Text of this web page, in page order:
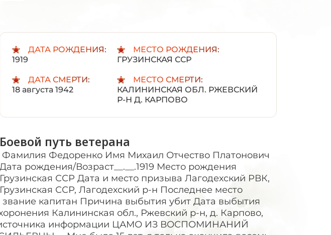
ДАТА РОЖДЕНИЯ:
1919
МЕСТО РОЖДЕНИЯ:
ГРУЗИНСКАЯ ССР
ДАТА СМЕРТИ:
18 августа 1942
МЕСТО СМЕРТИ:
КАЛИНИНСКАЯ ОБЛ. РЖЕВСКИЙ
Р-Н Д. КАРПОВО
Боевой путь ветерана
Фамилия Федоренко Имя Михаил Отчество Платонович Дата рождения/Возраст__.__.1919 Место рождения Грузинская ССР Дата и место призыва Лагодехский РВК, Грузинская ССР, Лагодехский р-н Последнее место службы 183 сд 295 сп Воинское звание капитан Причина выбытия убит Дата выбытия 18.08.1942 Первичное место захоронения Калининская обл., Ржевский р-н, д. Карпово, западная окраина Название источника информации ЦАМО ИЗ ВОСПОМИНАНИЙ ЧУДАКОВОЙ ВАЛЕНТИНЫ ВАСИЛЬЕВНЫ. – Мне было 15 лет, я только окончила восемь классов в маленьком городке Дно. Родителей репрессировали, жила с бабушкой. Многие мальчишки, мои одноклассники, пошли в военкомат: просили, умоляли, но их на фронт не брали. А мне повезло. После долгих перипетий меня официально «удочерила» 183-я стрелковая дивизия. Я сказала, что сирота и боюсь оставаться одной. Успела забежать к бабушке. Она зарыдала в голос, но я поцеловала ее и заверила, что обязательно вернусь. Война будет недолгой. Сначала я была санитаркой. Там, на фронте, пришла ко мне первая любовь – это был командир взвода пулеметчиков Миша Федоренко. Сколько лет прошло, а душа по нему все болит. Нас считали женихом и невестой. Комсорг Дима даже угрожал: «Замуж собралась? Ну и не видать тебе комсомольского билета. Что-нибудь одно: или любовь, или комсомол». Миша учил меня стрелять из пулемета. Мы верили в свое счастье, в свадьбу, которую сыграем сразу после войны. Но разве можно на фронте что-то загадывать… Помню нашу последнюю встречу. Он пришел на рассвете к нам на КП, вызвал меня. Был выбрит, в каске, с автоматом и двумя гранатами за поясом. Сказал, улыбаясь: «Малышка! Мы опять в бой. Все три батальона нашего полка свели в один, и я теперь командую сводным». «Береги себя», – ответила я. «А как же! Я очень осторожен. Ведь у меня есть ты…» Я поцеловала его на прощание, не зная, что провожаю в последний путь. Ночью начался бой. Я перевязывала тяжелораненых. И под вспышками осветительных ракет увидела, как с противоположного берега осторожно спускаются с носилками четыре бойца. Еще издали по темно-русой пряди волос я узнала лежащего на носилках. Это был Михаил. Носилки внесли в дом на окраине деревни. Поставив их на пол, бойцы ушли, и мы остались вдвоем на нашем последнем свидании… Он был без сознания, в лице – ни кровинки. Прибежал санитар Кузя, сделал какой-то укол. Я спросила осипшим голосом: «Куда ранен?» «Разрывной в бок». «Кузя, надо что-то делать. Беги, звони командиру дивизии. Надо вызвать самолет!» Кузя махнул рукой и, обняв меня, заплакал. Мы стояли на коленях по обе стороны носилок и молча плакали. Через несколько минут Миша, мой самый любимый человек, скончался… Сегодня ее нет с нами, но осталась замечательная книга: «Чижик – птичка с характером», удостоенная премии Союза писателей России, где она все это описала! ОТРЫВКИ ИЗ КНИГИ «ЧИЖИК – ПТИЧКА С ХАРАКТЕРОМ». Комиссар был в землянке один. Что-то писал и, не поднимая от бумаг головы, махнул мне рукой, чтобы села. Я сидела не шевелясь и сосредоточенно разглядывала большого рогатого жука, копошащегося в пазу щелястого пола. Но вот комиссар отложил в сторону карандаш, снял очки и, протерев их маленьким кусочком замши, посмотрел на меня долго и пристально. Я заерзала на табуретке, как на раскаленной сковородке. Александр Васильевич, сказал очень спокойно: Приходил капитан Федоренко. Я промолчала. Официально просит твоей руки, — продолжал комиссар. Фу ты, как пышно! — сказала я. — Как в старинном романе. А я еще и замуж-то не хочу. Александр Васильевич усмехнулся: — Так примерно я и сказал жениху. Девчонка, ветер в голове. Это мне не понравилось, но возразить я не осмелилась. — Между прочим, он уезжает. — Комиссар опять поглядел на меня испытующе. У меня пересохло во рту, и еле слышно я спросила: Куда? По всей вероятности, его направят на учебу в академию. И будет это, пожалуй, в первых числах сентября. Вот потому он и делает тебе предложение. Ну, так как же ты к этому относишься? Я осторожно спросила: А вы? А что я? Разрешу или не разрешу — финал известный... Так пусть уж лучше всё будет по закону. Александр Васильевич! — Я схватилась руками за пылавшие щеки. Я сорок лет Александр Васильевич! Сиди и слушай. Ты думаешь мне делать нечего, кроме как сватовством заниматься? Я с Федоренко разговаривал не так, как с тобой, а как мужчина с мужчиной. Все доводы «против» ему привел. Но парень упрям. Он и мысли не допускает уехать без тебя. Видимо, по-настоящему любит. А вот ты — сомневаюсь... Ну что ты вертишься, как сорока на колу? Сиди спокойно. Хорошенькое дело: «сиди спокойно!» Усидишь тут!— Отвечай прямо: хочешь замуж или нет? Ох, не знаю... Александр Васильевич, милый, дорогой, мне очень стыдно, но он умный, красивый, храбрый.» лучше всех... — я заплакала, — и если он уезжает, то я... Хоть сегодня замуж,—добавил за меня комиссар.— Ладно. Так и запишем. И чего, спрашивается, ревет? Ну, закрывай шлюзы. Довольно. Честно говоря, мне эта затея не по душе. Не такое сейчас время, чтобы свадьбы играть. Он мог и один уехать. Разлука любви не помеха. Но раз уж так — пусть будет так. Запишетесь первого сентября. Ну что ж? Сыграем свадьбу — удивим всю дивизию. Так- то, фронтовая невеста. Я вытерла слезы и радостно закричала:— Дост! Рахмат, уртак! [Спасибо, товарищ {узб.).] Комиссар удивленно приподнял брови, и я выпалила весь запас узбекских слов. Александр Васильевич улыбнулся: Я вижу, общественное поручение тебе на пользу. Что ж, молодец. Междупрочим, капитан просил отпустить тебя завтра к ним в гости. Он с товарищами хочет это событие немного отметить. А вы отпустите, Александр Васильевич? Казнить — так казнить, миловать—так миловать! — решил комиссар. — Иди. Но... — он поднял большой палец вверх, — к ночи домой! Он дал мне слово. — И я даю, Я опять справлялась с вечера. Хотелось бы приодеться, но не было ни платья, ни туфель. Всё та же гимнастерка, русские сапоги да на выбор штаны или короткая юбка — вот и весь мой предсвадебный гардероб... Может быть, прическу устроить? Несолидно как-то—невеста с косичками... Стала накручивать волосы на тряпки с бумажками, а они не накручиваются, только путаются — слишком длинные. И как крутить: вверх или вниз? Пошла к Петьке за советом. Петька сердито засопел носом: Еще чего! Что я, парикмахер, что ли? Иди к Лазарю — он научит. Так ведь Лазарь тоже не парикмахер! Он до войны вашего брата чесал. Чесал! Балда. Рыженький Лазарь — телефонист замахал руками, за картавил: Я не парикмахер! Но ведь Петька мне сказал... Петька-таки наплачется у меня за трепотню! Ну, Лазарь, миленький, как же быть? Я невеста, и завтра меня будут поздравлять, хотелось бы выглядеть хорошо, а я не умею... Так у тебя помолвка, что ли? Это интересно! Давай тряпки! Локоны получились отменные и челка красивой волной. Первый раз в жизни я напудрилась для солидности — совершила преступление: как только Петька куда-то отвернулся, отсыпала зубного порошку в бумажку из... Комиссаровой коробки. Все были дома: и Федоренко, и комиссар Белоусов, и Карпов. Фу ты, какая финтифлюшка! — фыркнул Лешка и обошел вокруг меня. Он даже потрогал волосы пальцем. — Настоящие? А я думал, парик. — И вдруг захохотал: — Мишка! Да она рыжая, как лиса, твоя невеста! Откажись, пока не поздно, ведь рыжие все до одной ведьмы. Сам ты рыжий, а я блондинка! Верно, товарищ комиссар? Блондинка с рыжинкой, — подтвердил Белоусов. — Что он понимает? А зачем ты лицо мукой обсыпала? Ну вот и вы ничего не понимаете в женской красоте! Ведь это же я напудрилась! Зубного порошку у Комиссарова ординарца украла... Пока остальные смеялись, Федоренко, улыбаясь, вытирал мне лицо носовым платком:— Тебе совсем не надо пудриться. Сговор, помолвку или что-то в этом роде праздновали в Кузином блиндаже. Кузя выставил праздничное угощение: кашу гречневую с тушенкой, грибы на сковородке, масло и печенье — весь свой дополнительный командирский паек, наверное, пожертвовал для такого случая. Выпьем за здоровье жениха и невесты! — сказал комиссар Белоусов и чокнулся своей кружкой со мной и Федоренко. Карпов и Кузя закричали: Горько! Горько! Чего заревели? Что это вам, свадьба? — осадил их комиссар. Будем мы ждать до свадьбы! — захохотал Кузя. — Горько! Где-то очень близко ударил минометный залп. Кузя сказал: — Гляди-ка! Салют в честь жениха и невесты. — С потолка прямо на стол посыпался песок. Комиссар укоризненно покосился на Кузю: Хоть бы палатку над столом догадался прибить! Тоже мне хозяин! Песок скрипит на зубах. Я не замечаю, — буркнул Кузя. Да ты и жареные гвозди съешь. Выпили отдельно за жениха и отдельно за невесту, потом за родителей жениха, а когда очередь дошла до моих родителей, Федоренко встал: — У моей невесты нет родителей. Я предлагаю тост за здоровье старшего батальонного комиссара Юртаева. Выпили и крикнули «ура». Молодец. Выпить за Александра Васильевича не грех. Вместо сцены я использовала единственную Кузину табуретку. Боясь, что она перевернется, Федоренко всё время стоял рядом, но я чувствовала себя очень ловкой, почти невесомой и, отплясывая «Карамболину», так вертела воображаемым шлейфом, что даже самой было смешно. А потом мы с Кузей на пару «разделывали под орех» модную в нашей дивизии вологодскую «Махоню» с припевками. Кузя ревел, как дьякон с амвона, но я его перекричала и дробила, не жалея ни каблуков, ни собственных пяток. А мой партнер выдавал такие замысловатые коленца, что Грязнов от смеха путал лады баяна, а зрители держались за животы. Кузя, войдя в раж, налетел на раскаленную печку-бочку, и у него задымились новые галифе. Карпов проворно окатил его водой из термоса. Но вместо благодарности Кузя начал ворчать и ругаться, а мы хохотали до слез. Грязнов чуть баян не уронил. — Ну вас, ребята, к дьяволу, — сказал комиссар Белоусов, вытирая покрасневшее лицо большим носовым платком. — Пропали штаны! И чего дурень летом топит? — Он поймал меня за ремень и потрепал по щеке: — Ох, Махонька, и бедовая ты, шельма! Приближалась ночь. Наступала пора, когда на передовой, как на пограничной полосе, не до веселья и не до маленьких личных дел. Тяжелые минометы вдруг долбанули так,